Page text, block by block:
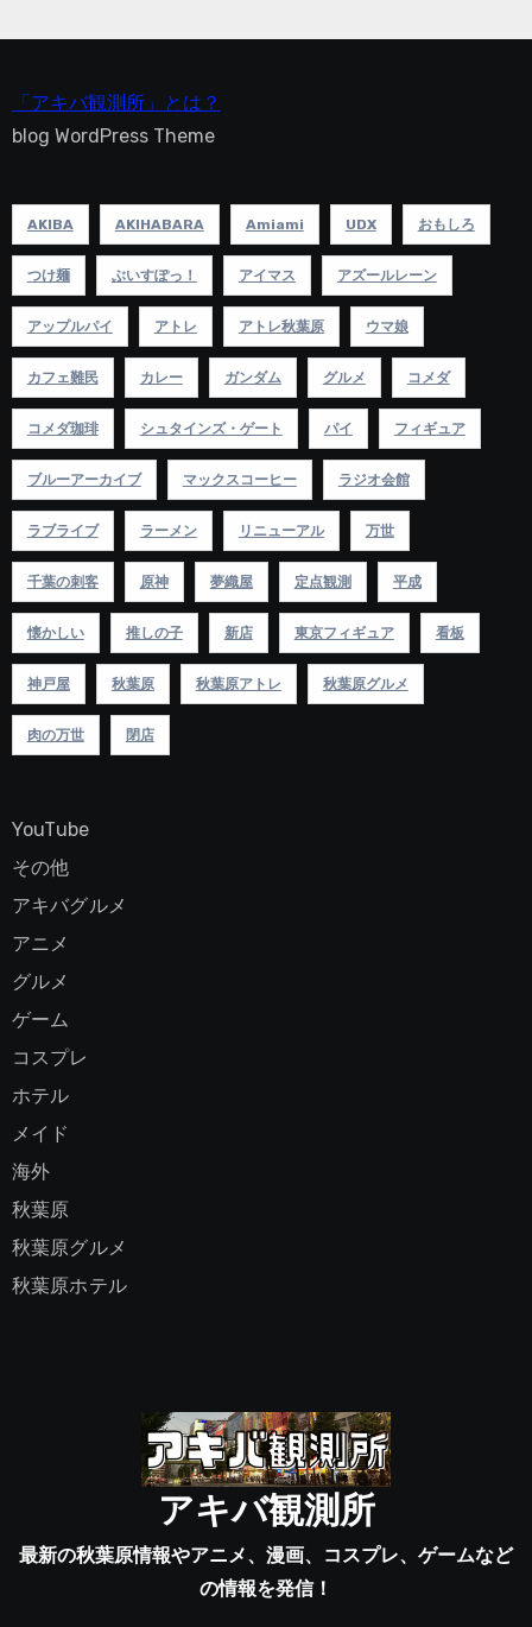
「アキバ観測所」とは？
blog WordPress Theme
AKIBA AKIHABARA Amiami UDX おもしろ
つけ麺 ぶいすぽっ！ アイマス アズールレーン
アップルパイ アトレ アトレ秋葉原 ウマ娘
カフェ難民 カレー ガンダム グルメ コメダ
コメダ珈琲 シュタインズ・ゲート パイ フィギュア
ブルーアーカイブ マックスコーヒー ラジオ会館
ラブライブ ラーメン リニューアル 万世
千葉の刺客 原神 夢織屋 定点観測 平成
懐かしい 推しの子 新店 東京フィギュア 看板
神戸屋 秋葉原 秋葉原アトレ 秋葉原グルメ
肉の万世 閉店
YouTube
その他
アキバグルメ
アニメ
グルメ
ゲーム
コスプレ
ホテル
メイド
海外
秋葉原
秋葉原グルメ
秋葉原ホテル
アキバ観測所
最新の秋葉原情報やアニメ、漫画、コスプレ、ゲームなど
の情報を発信！